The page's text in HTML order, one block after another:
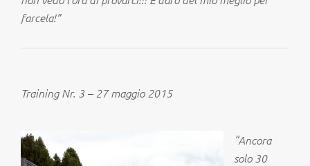
farcela!”
Training Nr. 3 – 27 maggio 2015
“Ancora
solo 30